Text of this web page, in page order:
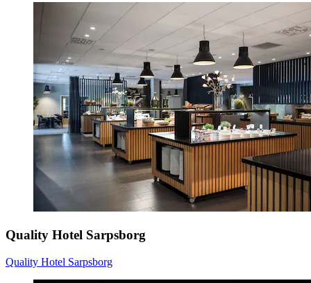
Quality Hotel Sarpsborg
Quality Hotel Sarpsborg